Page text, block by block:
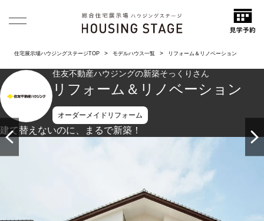
住宅展示場ハウジングステージTOP モデルハウス一覧 リフォーム＆リノベーション
住友不動産ハウジングの新築そっくりさん
リフォーム＆リノベーション
オーダーメイドリフォーム
建て替えないのに、まるで新築！